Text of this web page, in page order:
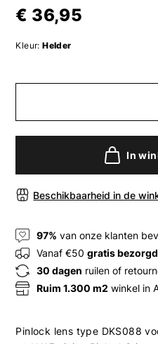
€ 36,95
Kleur: Helder
In
Beschikbaarheid in de
97% van onze klanten
Vanaf €50gratis bezorgd
30 dagen ruilen of
Ruim 1.300 m2 winkel in
Pinlock lens type DKS088